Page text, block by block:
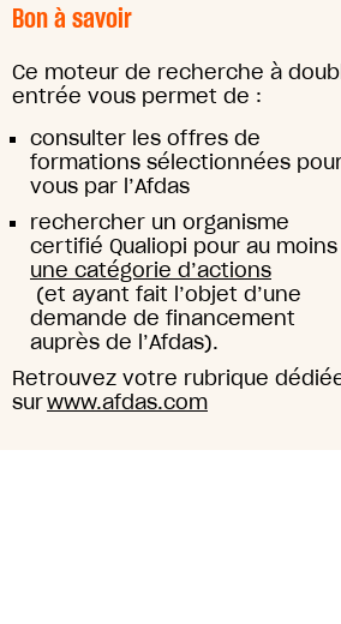
Bon à savoir
Ce moteur de recherche à
entrée vous permet de :
consulter les offres de
formations sélectionnées
vous par l’Afdas
rechercher un organisme
certifié Qualiopi pour au moins
une catégorie d’actions
(et ayant fait l’objet d’une
demande de financement
auprès de l’Afdas).
Retrouvez votre rubrique
surwww.afdas.com